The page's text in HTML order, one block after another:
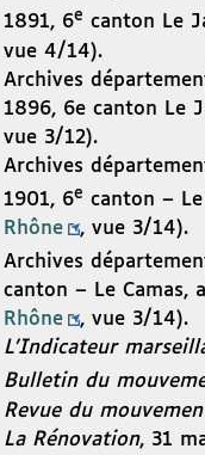
1891, 6e canton Le
vue 4/14).
Archives
1896, 6e canton Le
vue 3/12).
Archives
1901, 6e canton –
Rhône
, vue 3/14).
Archives
canton – Le Camas,
Rhône
, vue 3/14).
L’Indicateur
Bulletin du
Revue du
La Rénovation, 31